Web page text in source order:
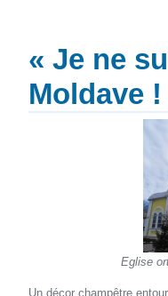
« Je ne
Moldave !
Eglise
Un décor champêtre